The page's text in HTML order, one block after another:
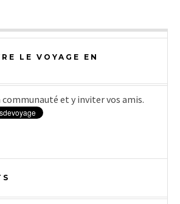
LE VOYAGE EN
et y inviter vos amis.